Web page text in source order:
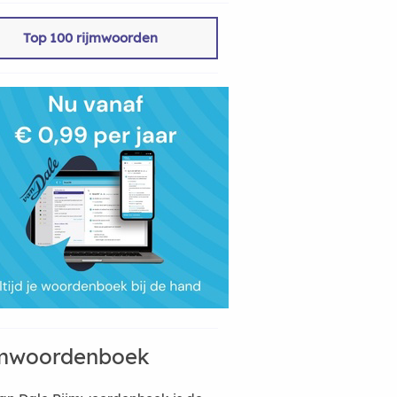
Top 100 rijmwoorden